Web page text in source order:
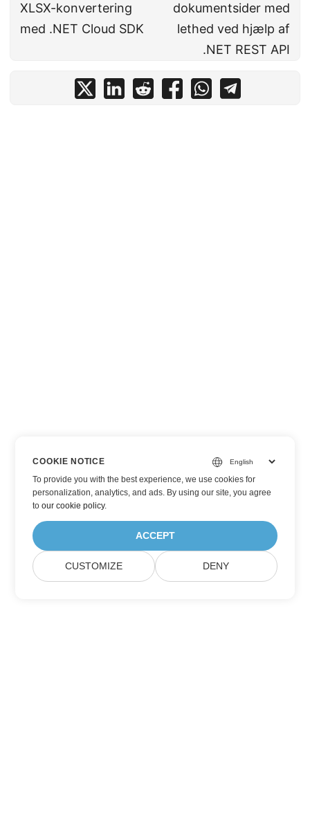
XLSX-konvertering
med .NET Cloud SDK
dokumentsider med
lethed ved hjælp af
.NET REST API
COOKIE NOTICE
To provide you with the best experience, we use cookies for
personalization, analytics, and ads. By using our site, you agree
toour cookie policy.
ACCEPT
CUSTOMIZE DENY